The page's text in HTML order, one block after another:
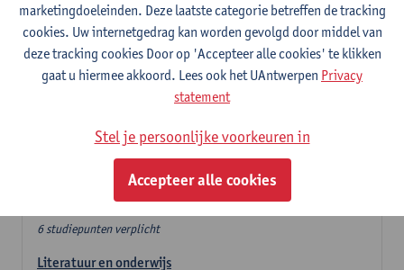
- 24 of 30 studiepunten Nederlands en telkens minimum 6
studiepunten per deeldomein,
- 24 of 30 studiepunten theater- en filmwetenschap.
Verplicht algemeen opleidingsonderdeel
Deze 6 verplichte studiepunten tellen mee in de
domeincomponent van een van de gekozen talen.
Verplicht algemeen opleidingsonderdeel
6 studiepunten verplicht
Literatuur en onderwijs
marketingdoeleinden. Deze laatste categorie betreffen de tracking
cookies. Uw internetgedrag kan worden gevolgd door middel van
deze tracking cookies Door op 'Accepteer alle cookies' te klikken
gaat u hiermee akkoord. Lees ook het UAntwerpen Privacy
statement
Stel je persoonlijke voorkeuren in
Accepteer alle cookies